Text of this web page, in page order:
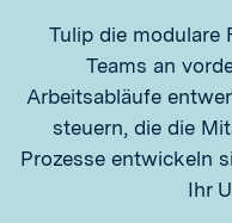
Tulip die modulare
Teams an
Arbeitsabläufe
steuern, die die
Prozesse entwickeln
Ihr